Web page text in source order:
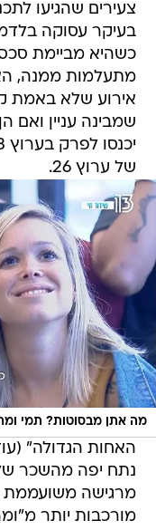
צעירים שהגיעו
בעיקר עסוקה
כשהיא מביימת
מתעלמות ממנה,
אירוע שלא באמת
שמבינה עניין ואם
של ערוץ 26.
מה אתן מבסוטות? תמי
האחות הגדולה"
נתח יפה מהשכר
מרגישה משועממת
מורכבות יותר